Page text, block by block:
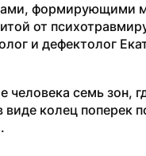
формирующими
от
и дефектолог
человека семь
колец поперек